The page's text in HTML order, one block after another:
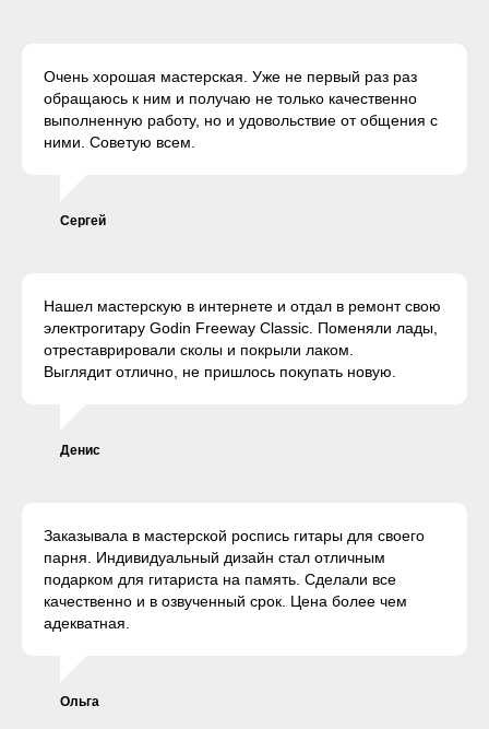
Очень хорошая мастерская. Уже не первый раз раз
обращаюсь к ним и получаю не только качественно
выполненную работу, но и удовольствие от общения с
ними. Советую всем.
Сергей
Нашел мастерскую в интернете и отдал в ремонт свою
электрогитару Godin Freeway Classic. Поменяли лады,
отреставрировали сколы и покрыли лаком.
Выглядит отлично, не пришлось покупать новую.
Денис
Заказывала в мастерской роспись гитары для своего
парня. Индивидуальный дизайн стал отличным
подарком для гитариста на память. Сделали все
качественно и в озвученный срок. Цена более чем
адекватная.
Ольга